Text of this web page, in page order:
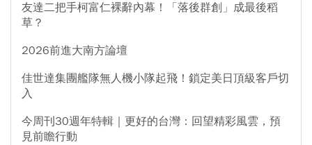
友達二把手柯富仁裸辭內幕！「落後群創」成最後稻
草？
2026前進大南方論壇
佳世達集團艦隊無人機小隊起飛！鎖定美日頂級客戶切
入
今周刊30週年特輯｜更好的台灣：回望精彩風雲，預
見前瞻行動